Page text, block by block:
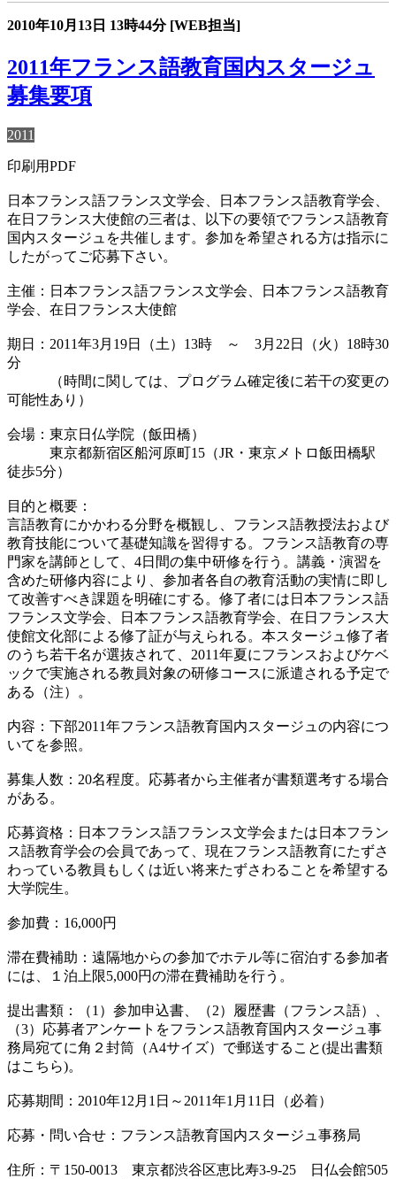
2010年10月13日 13時44分 [WEB担当]
2011年フランス語教育国内スタージュ
募集要項
2011
印刷用PDF
日本フランス語フランス文学会、日本フランス語教育学会、
在日フランス大使館の三者は、以下の要領でフランス語教育
国内スタージュを共催します。参加を希望される方は指示に
したがってご応募下さい。
主催：日本フランス語フランス文学会、日本フランス語教育
学会、在日フランス大使館
期日：2011年3月19日（土）13時 ～ 3月22日（火）18時30
分
（時間に関しては、プログラム確定後に若干の変更の
可能性あり）
会場：東京日仏学院（飯田橋）
東京都新宿区船河原町15（JR・東京メトロ飯田橋駅
徒歩5分）
目的と概要：
言語教育にかかわる分野を概観し、フランス語教授法および
教育技能について基礎知識を習得する。フランス語教育の専
門家を講師として、4日間の集中研修を行う。講義・演習を
含めた研修内容により、参加者各自の教育活動の実情に即し
て改善すべき課題を明確にする。修了者には日本フランス語
フランス文学会、日本フランス語教育学会、在日フランス大
使館文化部による修了証が与えられる。本スタージュ修了者
のうち若干名が選抜されて、2011年夏にフランスおよびケベ
ックで実施される教員対象の研修コースに派遣される予定で
ある（注）。
内容：下部2011年フランス語教育国内スタージュの内容につ
いてを参照。
募集人数：20名程度。応募者から主催者が書類選考する場合
がある。
応募資格：日本フランス語フランス文学会または日本フラン
ス語教育学会の会員であって、現在フランス語教育にたずさ
わっている教員もしくは近い将来たずさわることを希望する
大学院生。
参加費：16,000円
滞在費補助：遠隔地からの参加でホテル等に宿泊する参加者
には、１泊上限5,000円の滞在費補助を行う。
提出書類：（1）参加申込書、（2）履歴書（フランス語）、
（3）応募者アンケートをフランス語教育国内スタージュ事
務局宛てに角２封筒（A4サイズ）で郵送すること(提出書類
はこちら)。
応募期間：2010年12月1日～2011年1月11日（必着）
応募・問い合せ：フランス語教育国内スタージュ事務局
住所：〒150-0013 東京都渋谷区恵比寿3-9-25 日仏会館505